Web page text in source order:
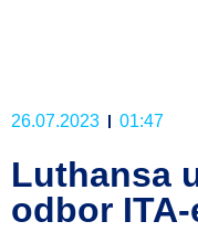
26.07.2023 01:47
Luthansa
odbor ITA-